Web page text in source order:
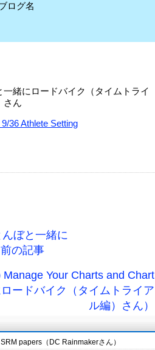
ログ名
一緒にロードバイク（タイムトライ
さん
36 Athlete Setting
ぼと一緒に
の記事
Your Charts and Chart
ードバイク（タイムトライア
ル編）さん）
papers（DC Rainmakerさん）